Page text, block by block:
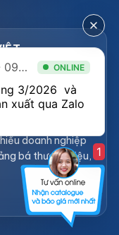
gốm sứ số
doanh nghiệp
bá thương hiệu,
Xưởng Gốm Việt - 094.1900.823 ONLINE
3/2026  và
xuất qua Zalo
1